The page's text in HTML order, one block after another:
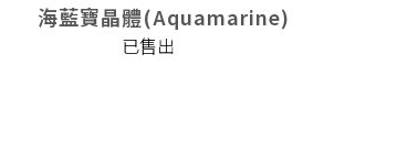
海藍寶晶體(Aquamarine)
已售出